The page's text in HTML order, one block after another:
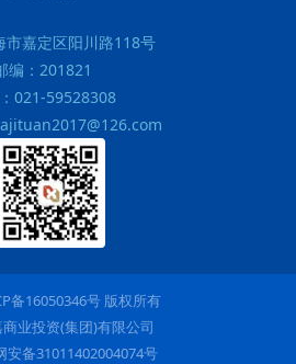
市嘉定区阳川路118号
编： 201821
021-59528308
备16050346号 版权所有
业投资(集团)有限公司
安备31011402004074号